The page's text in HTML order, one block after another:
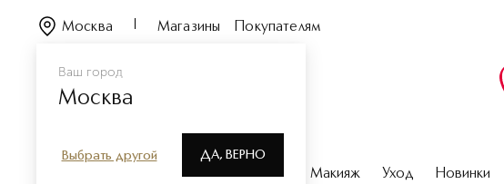
Ваш город
Москва
Выбрать другой ДА, ВЕРНО
Москва Магазины Покупателям
Парфюмерия Макияж Уход Новинки